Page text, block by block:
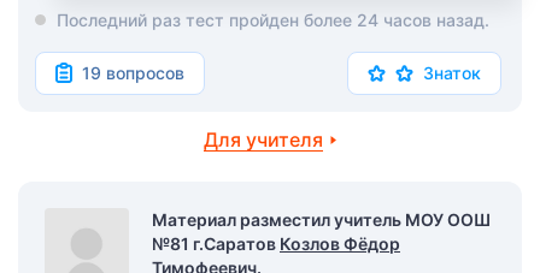
Последний раз тест пройден более 24 часов назад.
19 вопросов Знаток
Для учителя
Материал разместил учитель МОУ ООШ
№81 г.Саратов Козлов Фёдор
Тимофеевич.